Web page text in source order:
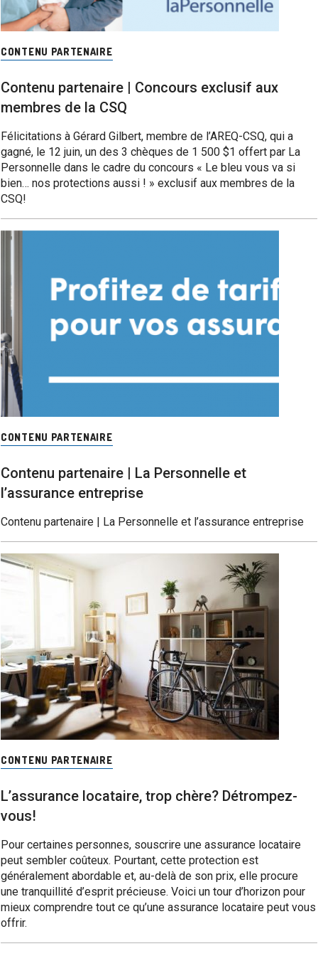
CONTENU PARTENAIRE
Contenu partenaire | Concours exclusif aux
membres de la CSQ
Félicitations à Gérard Gilbert, membre de l’AREQ-CSQ, qui a
gagné, le 12 juin, un des 3 chèques de 1 500 $1 offert par La
Personnelle dans le cadre du concours « Le bleu vous va si
bien… nos protections aussi ! » exclusif aux membres de la
CSQ!
CONTENU PARTENAIRE
Contenu partenaire | La Personnelle et
l’assurance entreprise
Contenu partenaire | La Personnelle et l’assurance entreprise
CONTENU PARTENAIRE
L’assurance locataire, trop chère? Détrompez-
vous!
Pour certaines personnes, souscrire une assurance locataire
peut sembler coûteux. Pourtant, cette protection est
généralement abordable et, au-delà de son prix, elle procure
une tranquillité d’esprit précieuse. Voici un tour d’horizon pour
mieux comprendre tout ce qu’une assurance locataire peut vous
offrir.